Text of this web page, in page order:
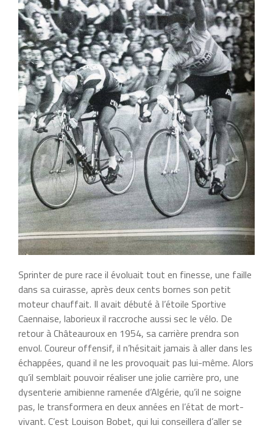
Sprinter de pure race il évoluait tout en finesse, une faille
dans sa cuirasse, après deux cents bornes son petit
moteur chauffait. Il avait débuté à l’étoile Sportive
Caennaise, laborieux il raccroche aussi sec le vélo. De
retour à Châteauroux en 1954, sa carrière prendra son
envol. Coureur offensif, il n’hésitait jamais à aller dans les
échappées, quand il ne les provoquait pas lui-même. Alors
qu’il semblait pouvoir réaliser une jolie carrière pro, une
dysenterie amibienne ramenée d’Algérie, qu’il ne soigne
pas, le transformera en deux années en l’état de mort-
vivant. C’est Louison Bobet, qui lui conseillera d’aller se